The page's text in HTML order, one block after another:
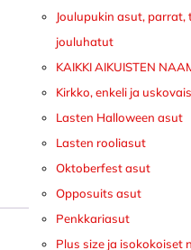
Joulupukin asut,
jouluhatut
KAIKKI AIKUISTEN
Kirkko, enkeli ja
Lasten Halloween asut
Lasten rooliasut
Oktoberfest asut
Opposuits asut
Penkkariasut
Plus size ja isokokoiset